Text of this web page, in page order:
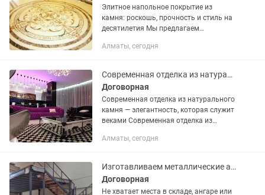
Элитное напольное покрытие из
камня: роскошь, прочность и стиль на
десятилетия Мы предлагаем
ключ — от подбора материала до
напольное...
Алматы, сегодня
Современная отделка из натурального камня
Договорная
Современная отделка из натурального
камня — элегантность, которая служит
веками Современная отделка из
сочетание эстетики, прочности и
Алматы, сегодня
Изготавливаем металлические антресоли, лестницы и платформы под ключ.
Договорная
Не хватает места в складе, ангаре или